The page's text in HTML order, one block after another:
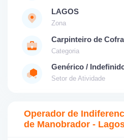
LAGOS
Zona
Carpinteiro de
Categoria
Genérico /
Setor de Atividade
Operador de
de Manobrador -